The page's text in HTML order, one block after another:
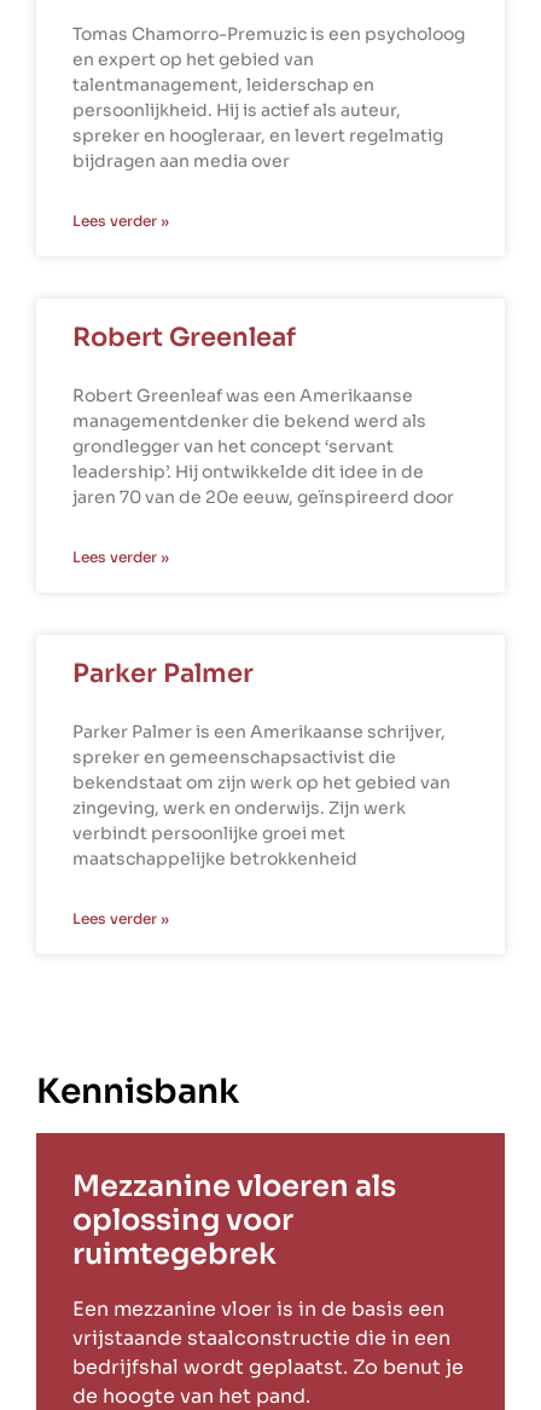
Tomas Chamorro-Premuzic is een psycholoog
en expert op het gebied van
talentmanagement, leiderschap en
persoonlijkheid. Hij is actief als auteur,
spreker en hoogleraar, en levert regelmatig
bijdragen aan media over
Lees verder »
Robert Greenleaf
Robert Greenleaf was een Amerikaanse
managementdenker die bekend werd als
grondlegger van het concept ‘servant
leadership’. Hij ontwikkelde dit idee in de
jaren 70 van de 20e eeuw, geïnspireerd door
Lees verder »
Parker Palmer
Parker Palmer is een Amerikaanse schrijver,
spreker en gemeenschapsactivist die
bekendstaat om zijn werk op het gebied van
zingeving, werk en onderwijs. Zijn werk
verbindt persoonlijke groei met
maatschappelijke betrokkenheid
Lees verder »
Kennisbank
Mezzanine vloeren als
oplossing voor
ruimtegebrek
Een mezzanine vloer is in de basis een
vrijstaande staalconstructie die in een
bedrijfshal wordt geplaatst. Zo benut je
de hoogte van het pand.